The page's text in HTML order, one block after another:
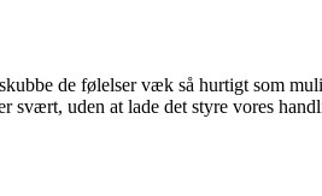
de følelser væk så hurtigt som
svært, uden at lade det styre vores